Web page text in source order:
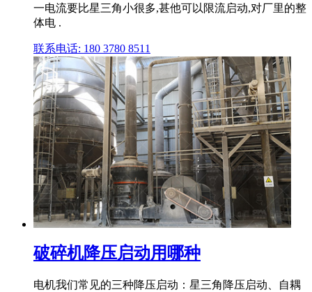
一电流要比星三角小很多,甚他可以限流启动,对厂里的整
体电 .
联系电话: 180 3780 8511
破碎机降压启动用哪种
电机我们常见的三种降压启动：星三角降压启动、自耦